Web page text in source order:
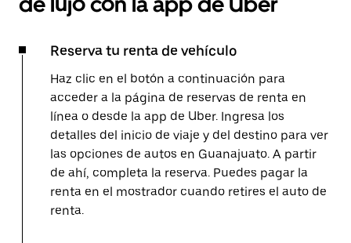
Reserva tu renta de vehículo
Haz clic en el botón a continuación para
acceder a la página de reservas de renta en
línea o desde la app de Uber. Ingresa los
detalles del inicio de viaje y del destino para ver
las opciones de autos en Guanajuato. A partir
de ahí, completa la reserva. Puedes pagar la
renta en el mostrador cuando retires el auto de
renta.